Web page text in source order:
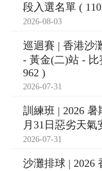
段入選名單 (
2026-08-03
巡迴賽 | 香港沙
- 黃金(二)站 -
962 )
2026-07-31
訓練班 | 2026
月31日惡劣天氣
2026-07-31
沙灘排球 | 2026